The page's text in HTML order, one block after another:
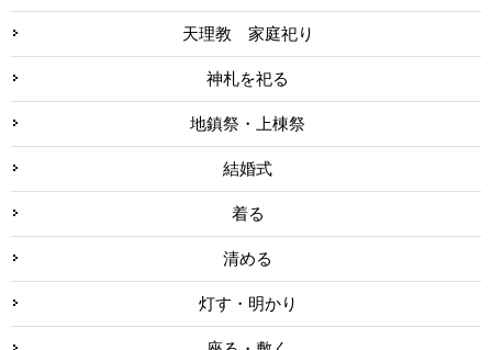
天理教 家庭祀り
神札を祀る
地鎮祭・上棟祭
結婚式
着る
清める
灯す・明かり